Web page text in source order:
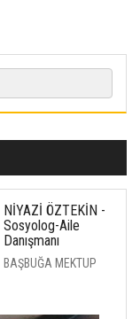
NİYAZİ ÖZTEKİN -
Sosyolog-Aile
Danışmanı
BAŞBUĞA MEKTUP